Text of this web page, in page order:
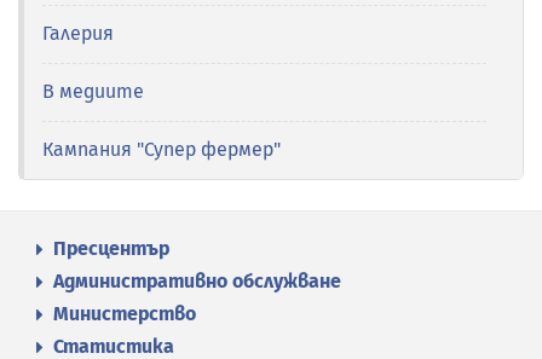
Галерия
В медиите
Кампания "Супер фермер"
Пресцентър
Административно обслужване
Министерство
Статистика